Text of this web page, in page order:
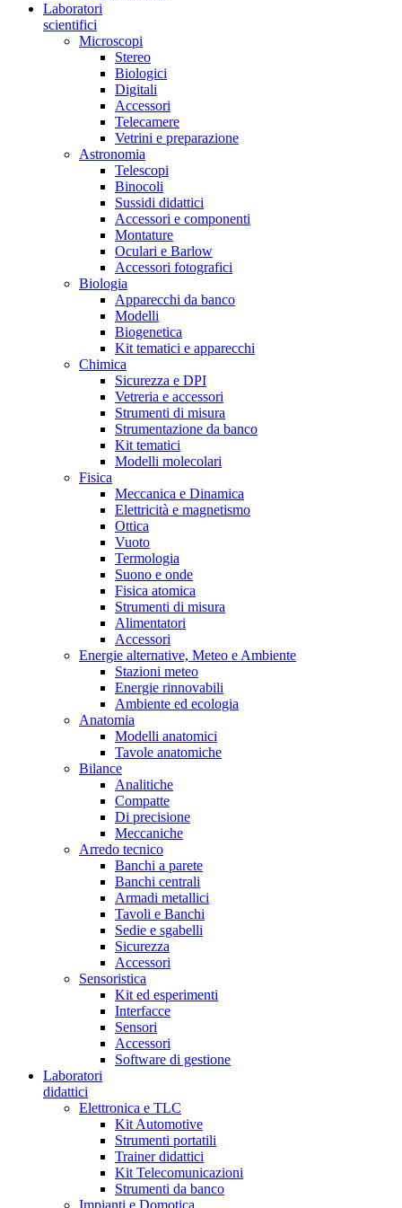
Laboratori
scientifici
Microscopi
Stereo
Biologici
Digitali
Accessori
Telecamere
Vetrini e preparazione
Astronomia
Telescopi
Binocoli
Sussidi didattici
Accessori e componenti
Montature
Oculari e Barlow
Accessori fotografici
Biologia
Apparecchi da banco
Modelli
Biogenetica
Kit tematici e apparecchi
Chimica
Sicurezza e DPI
Vetreria e accessori
Strumenti di misura
Strumentazione da banco
Kit tematici
Modelli molecolari
Fisica
Meccanica e Dinamica
Elettricità e magnetismo
Ottica
Vuoto
Termologia
Suono e onde
Fisica atomica
Strumenti di misura
Alimentatori
Accessori
Energie alternative, Meteo e Ambiente
Stazioni meteo
Energie rinnovabili
Ambiente ed ecologia
Anatomia
Modelli anatomici
Tavole anatomiche
Bilance
Analitiche
Compatte
Di precisione
Meccaniche
Arredo tecnico
Banchi a parete
Banchi centrali
Armadi metallici
Tavoli e Banchi
Sedie e sgabelli
Sicurezza
Accessori
Sensoristica
Kit ed esperimenti
Interfacce
Sensori
Accessori
Software di gestione
Laboratori
didattici
Elettronica e TLC
Kit Automotive
Strumenti portatili
Trainer didattici
Kit Telecomunicazioni
Strumenti da banco
Impianti e Domotica